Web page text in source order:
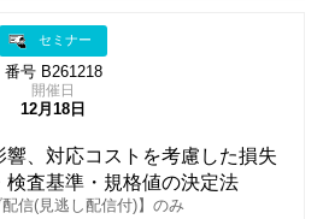
セミナー
番号 B261218
開催日
12月18日
、対応コストを考慮した損失
検査基準・規格値の決定法
信(見逃し配信付)】のみ